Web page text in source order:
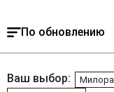
По обновлению
Ваш выбор: Милора